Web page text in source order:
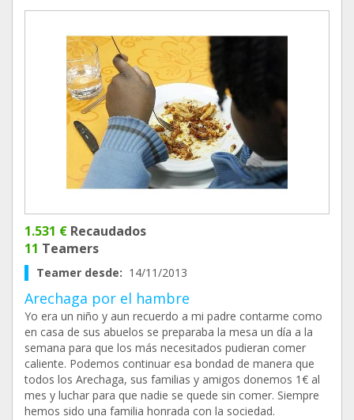
1.531 € Recaudados
11 Teamers
Teamer desde: 14/11/2013
Arechaga por el hambre
Yo era un niño y aun recuerdo a mi padre contarme como
en casa de sus abuelos se preparaba la mesa un día a la
semana para que los más necesitados pudieran comer
caliente. Podemos continuar esa bondad de manera que
todos los Arechaga, sus familias y amigos donemos 1€ al
mes y luchar para que nadie se quede sin comer. Siempre
hemos sido una familia honrada con la sociedad.